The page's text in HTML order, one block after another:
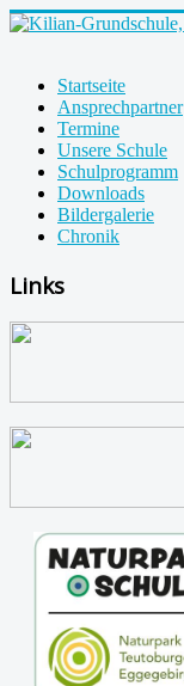
Startseite
Ansprechpartner
Termine
Unsere Schule
Schulprogramm
Downloads
Bildergalerie
Chronik
Links